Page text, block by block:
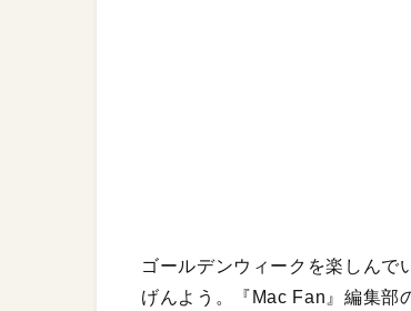
ゴールデンウィークを楽しんで
げんよう。『Mac Fan』編集部